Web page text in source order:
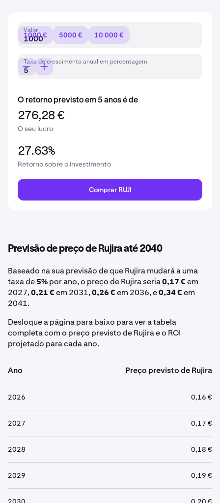
Valor
1000 € 5000 € 10 000 €
Taxa de crescimento anual em percentagem
O retorno previsto em 5 anos é de
276,28 €
O seu lucro
27.63%
Retorno sobre o investimento
Comprar RUJI
Previsão de preço de Rujira até 2040
Baseado na sua previsão de que Rujira mudará a uma
taxa de5%por ano, o preço de Rujira seria0,17 €em
2027,0,21 €em 2031,0,26 €em 2036, e0,34 €em
2041.
Desloque a página para baixo para ver a tabela
completa com o preço previsto de Rujira e o ROI
projetado para cada ano.
Ano Preço previsto de Rujira
2026 0,16 €
2027 0,17 €
2028 0,18 €
2029 0,19 €